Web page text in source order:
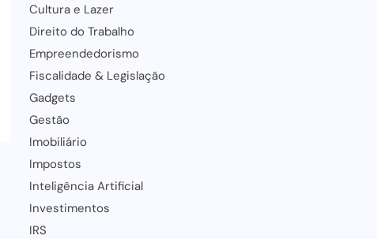
Cultura e Lazer
Direito do Trabalho
Empreendedorismo
Fiscalidade & Legislação
Gadgets
Gestão
Imobiliário
Impostos
Inteligência Artificial
Investimentos
IRS